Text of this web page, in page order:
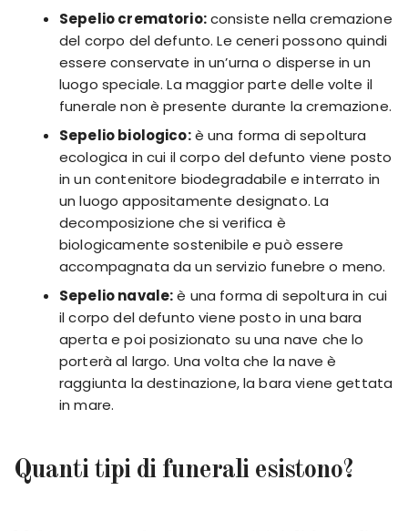
Sepelio crematorio:consiste nella cremazione
del corpo del defunto. Le ceneri possono quindi
essere conservate in un’urna o disperse in un
luogo speciale. La maggior parte delle volte il
funerale non è presente durante la cremazione.
Sepelio biologico:è una forma di sepoltura
ecologica in cui il corpo del defunto viene posto
in un contenitore biodegradabile e interrato in
un luogo appositamente designato. La
decomposizione che si verifica è
biologicamente sostenibile e può essere
accompagnata da un servizio funebre o meno.
Sepelio navale:è una forma di sepoltura in cui
il corpo del defunto viene posto in una bara
aperta e poi posizionato su una nave che lo
porterà al largo. Una volta che la nave è
raggiunta la destinazione, la bara viene gettata
in mare.
Quanti tipi di funerali esistono?